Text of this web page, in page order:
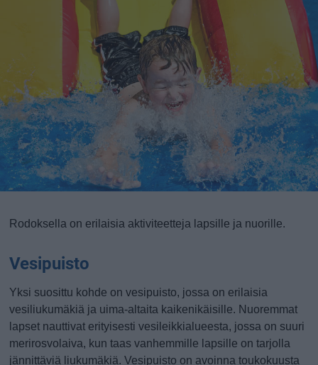
Rodoksella on erilaisia aktiviteetteja lapsille ja nuorille.
Vesipuisto
Yksi suosittu kohde on vesipuisto, jossa on erilaisia
vesiliukumäkiä ja uima-altaita kaikenikäisille. Nuoremmat
lapset nauttivat erityisesti vesileikkialueesta, jossa on suuri
merirosvolaiva, kun taas vanhemmille lapsille on tarjolla
jännittäviä liukumäkiä. Vesipuisto on avoinna toukokuusta